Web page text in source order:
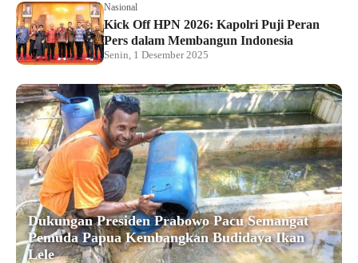
Nasional
Kick Off HPN 2026: Kapolri Puji Peran
Pers dalam Membangun Indonesia
Senin, 1 Desember 2025
Dukungan Presiden Prabowo Pacu Semangat
Pemuda Papua Kembangkan Budidaya Ikan
Lele